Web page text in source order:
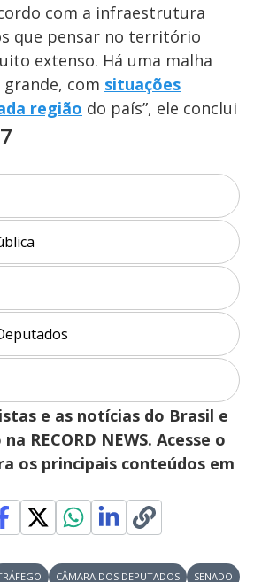
com a infraestrutura
que pensar no território
extenso. Há uma malha
com situações
região do país”, ele conclui
e as notícias do Brasil e
RECORD NEWS. Acesse o
os principais conteúdos em
CÂMARA DOS DEPUTADOS SENADO